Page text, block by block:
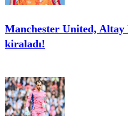
Manchester United, Altay
kiraladı!